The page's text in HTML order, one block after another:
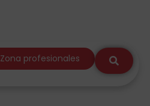
Zona profesionales